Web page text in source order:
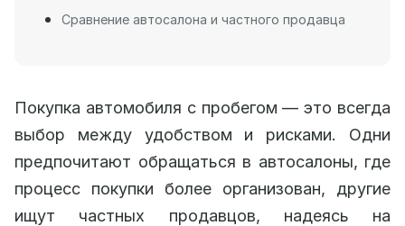
Сравнение автосалона и частного продавца
Покупка автомобиля с пробегом — это всегда
выбор между удобством и рисками. Одни
предпочитают обращаться в автосалоны, где
процесс покупки более организован, другие
ищут частных продавцов, надеясь на